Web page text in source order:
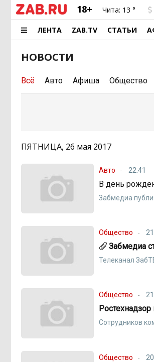
18+ Чита: 13 °
ЛЕНТА ZAB.TV СТАТЬИ
НОВОСТИ
Всё Авто Афиша Общество
ПЯТНИЦА, 26 мая 2017
Авто 22:41
В день
Забмедиа
Общество
Забмедиа
Телеканал
Общество
Сотрудников
Общество